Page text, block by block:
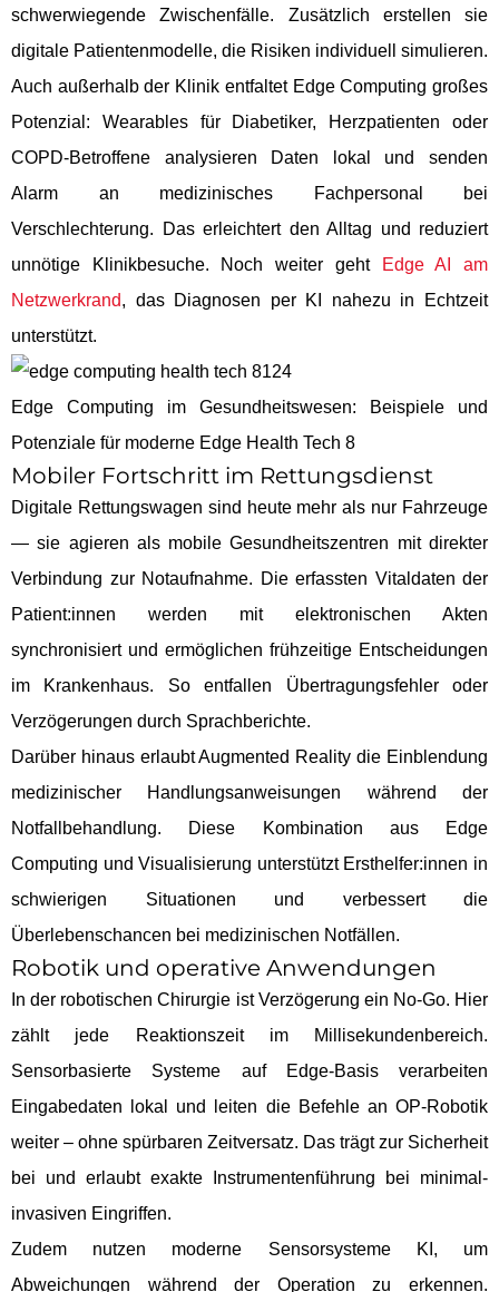
schwerwiegende Zwischenfälle. Zusätzlich erstellen sie
digitale Patientenmodelle, die Risiken individuell simulieren.
Auch außerhalb der Klinik entfaltet Edge Computing großes
Potenzial: Wearables für Diabetiker, Herzpatienten oder
COPD-Betroffene analysieren Daten lokal und senden
Alarm an medizinisches Fachpersonal bei
Verschlechterung. Das erleichtert den Alltag und reduziert
unnötige Klinikbesuche. Noch weiter geht
Edge AI am
Netzwerkrand, das Diagnosen per KI nahezu in Echtzeit
unterstützt.
Edge Computing im Gesundheitswesen: Beispiele und
Potenziale für moderne Edge Health Tech 8
Mobiler Fortschritt im Rettungsdienst
Digitale Rettungswagen sind heute mehr als nur Fahrzeuge
— sie agieren als mobile Gesundheitszentren mit direkter
Verbindung zur Notaufnahme. Die erfassten Vitaldaten der
Patient:innen werden mit elektronischen Akten
synchronisiert und ermöglichen frühzeitige Entscheidungen
im Krankenhaus. So entfallen Übertragungsfehler oder
Verzögerungen durch Sprachberichte.
Darüber hinaus erlaubt Augmented Reality die Einblendung
medizinischer Handlungsanweisungen während der
Notfallbehandlung. Diese Kombination aus Edge
Computing und Visualisierung unterstützt Ersthelfer:innen in
schwierigen Situationen und verbessert die
Überlebenschancen bei medizinischen Notfällen.
Robotik und operative Anwendungen
In der robotischen Chirurgie ist Verzögerung ein No-Go. Hier
zählt jede Reaktionszeit im Millisekundenbereich.
Sensorbasierte Systeme auf Edge-Basis verarbeiten
Eingabedaten lokal und leiten die Befehle an OP-Robotik
weiter – ohne spürbaren Zeitversatz. Das trägt zur Sicherheit
bei und erlaubt exakte Instrumentenführung bei minimal-
invasiven Eingriffen.
Zudem nutzen moderne Sensorsysteme KI, um
Abweichungen während der Operation zu erkennen.